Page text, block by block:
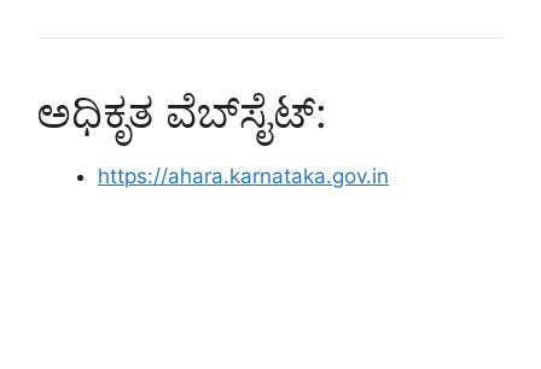
ಅಧಿಕೃತ ವೆಬ್‌ಸೈಟ್:
https://ahara.karnataka.gov.in